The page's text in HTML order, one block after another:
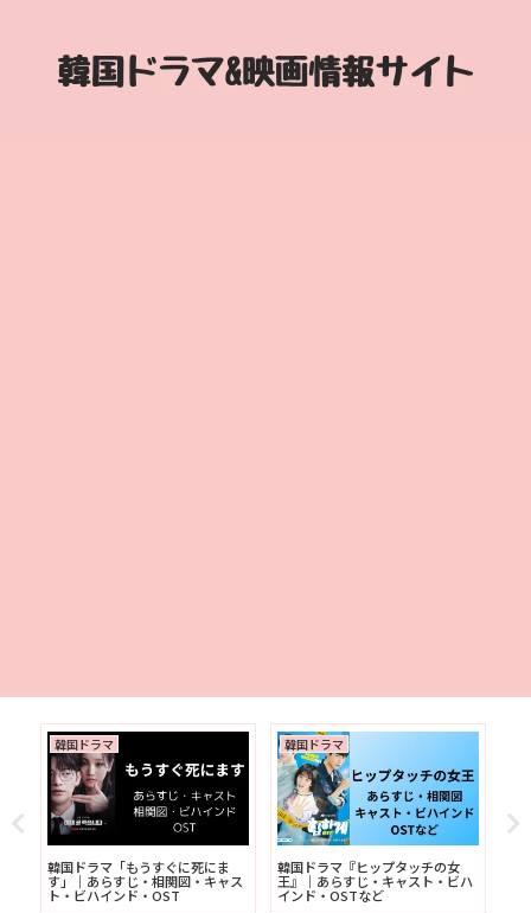
韓国ドラマ
韓国ドラマ「もうすぐに死にま
す」｜あらすじ・相関図・キャス
ト・ビハインド・OST
韓国ドラマ
韓国ドラマ『ヒップタッチの女
王』｜あらすじ・キャスト・ビハ
インド・OSTなど